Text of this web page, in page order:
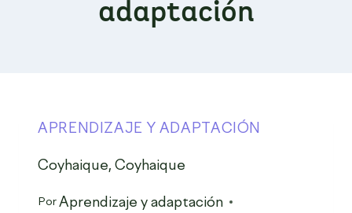
adaptación
APRENDIZAJE Y ADAPTACIÓN
Coyhaique, Coyhaique
PorAprendizaje y adaptación